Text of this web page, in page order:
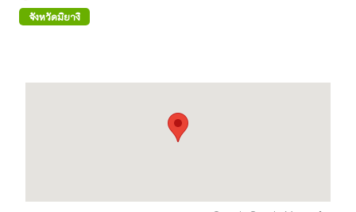
จังหวัดมิยางิ